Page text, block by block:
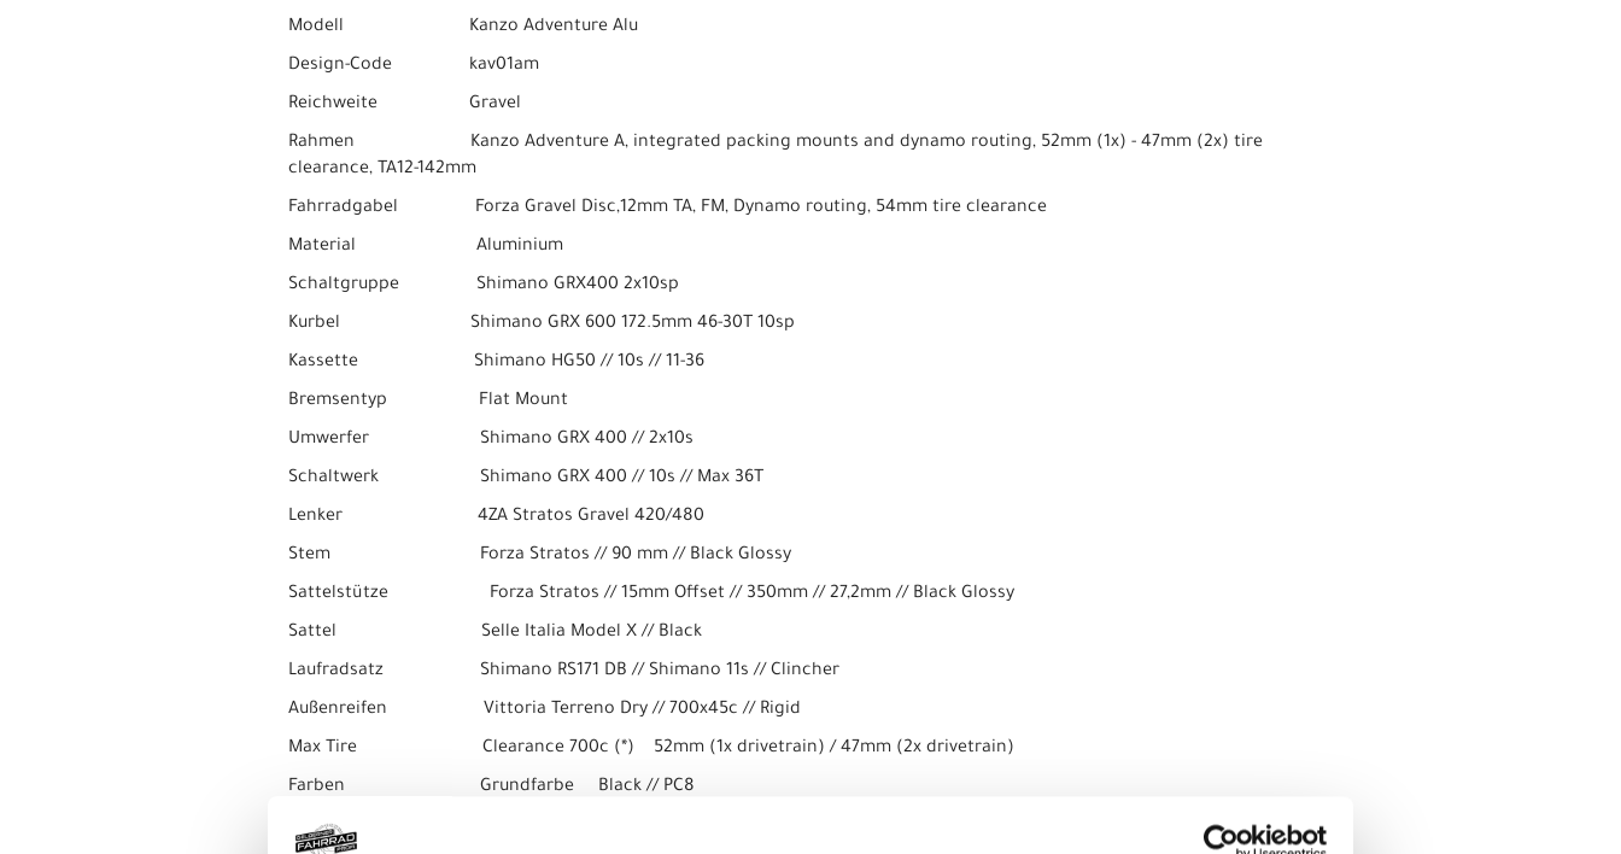
Modell Kanzo Adventure Alu
Design-Code kav01am
Reichweite Gravel
Rahmen Kanzo Adventure A, integrated packing mounts and dynamo routing, 52mm (1x) - 47mm (2x) tire
clearance, TA12-142mm
Fahrradgabel Forza Gravel Disc,12mm TA, FM, Dynamo routing, 54mm tire clearance
Material Aluminium
Schaltgruppe Shimano GRX400 2x10sp
Kurbel Shimano GRX 600 172.5mm 46-30T 10sp
Kassette Shimano HG50 // 10s // 11-36
Bremsentyp Flat Mount
Umwerfer Shimano GRX 400 // 2x10s
Schaltwerk Shimano GRX 400 // 10s // Max 36T
Lenker 4ZA Stratos Gravel 420/480
Stem Forza Stratos // 90 mm // Black Glossy
Sattelstütze Forza Stratos // 15mm Offset // 350mm // 27,2mm // Black Glossy
Sattel Selle Italia Model X // Black
Laufradsatz Shimano RS171 DB // Shimano 11s // Clincher
Außenreifen Vittoria Terreno Dry // 700x45c // Rigid
Max Tire Clearance 700c (*) 52mm (1x drivetrain) / 47mm (2x drivetrain)
Farben Grundfarbe Black // PC8
Farbe 2 Silver // 0